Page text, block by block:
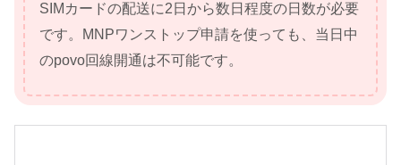
SIMカードの配送に2日から数日程度の日数が必要
です。MNPワンストップ申請を使っても、当日中
のpovo回線開通は不可能です。